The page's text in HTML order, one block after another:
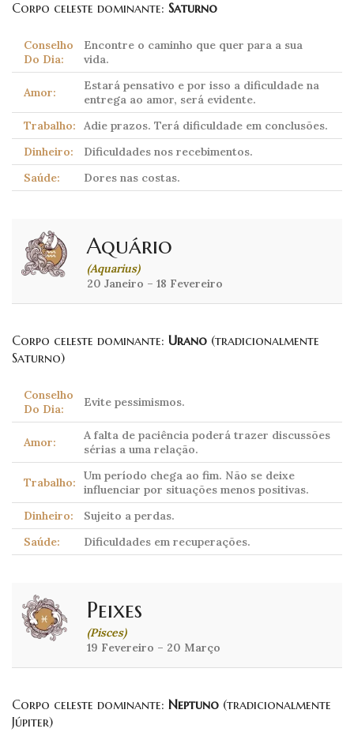
Corpo celeste dominante: Saturno
Conselho
Do Dia:
Encontre o caminho que quer para a sua
vida.
Amor:
Estará pensativo e por isso a dificuldade na
entrega ao amor, será evidente.
Trabalho:
Adie prazos. Terá dificuldade em conclusões.
Dinheiro:
Dificuldades nos recebimentos.
Saúde:
Dores nas costas.
Aquário
(Aquarius)
20 Janeiro – 18 Fevereiro
Corpo celeste dominante: Urano (tradicionalmente
Saturno)
Conselho
Do Dia:
Evite pessimismos.
Amor:
A falta de paciência poderá trazer discussões
sérias a uma relação.
Trabalho:
Um período chega ao fim. Não se deixe
influenciar por situações menos positivas.
Dinheiro:
Sujeito a perdas.
Saúde:
Dificuldades em recuperações.
Peixes
(Pisces)
19 Fevereiro – 20 Março
Corpo celeste dominante: Neptuno (tradicionalmente
Júpiter)